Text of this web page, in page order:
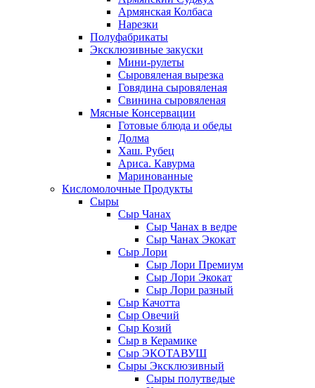
Армянская Колбаса
Нарезки
Полуфабрикаты
Эксклюзивные закуски
Мини-рулеты
Сыровяленая вырезка
Говядина сыровяленая
Свинина сыровяленая
Мясные Консервации
Готовые блюда и обеды
Долма
Хаш. Рубец
Ариса. Кавурма
Маринованные
Кисломолочные Продукты
Сыры
Сыр Чанах
Сыр Чанах в ведре
Сыр Чанах Экокат
Сыр Лори
Сыр Лори Премиум
Сыр Лори Экокат
Сыр Лори разный
Сыр Качотта
Сыр Овечий
Сыр Козий
Сыр в Керамике
Сыр ЭКОТАВУШ
Сыры Эксклюзивный
Сыры полутведые